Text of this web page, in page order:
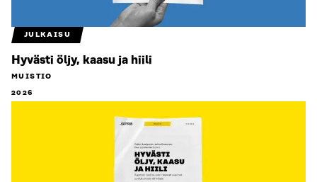
JULKAISU
Hyvästi öljy, kaasu ja hiili
MUISTIO
2026